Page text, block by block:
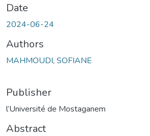
Date
2024-06-24
Authors
MAHMOUDI, SOFIANE
Publisher
l’Université de Mostaganem
Abstract